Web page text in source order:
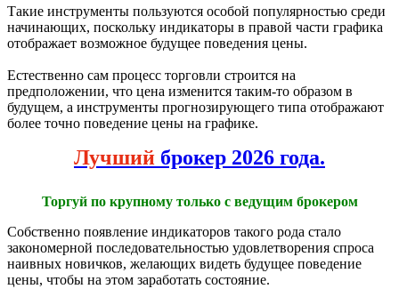
Такие инструменты пользуются особой популярностью среди
начинающих, поскольку индикаторы в правой части графика
отображает возможное будущее поведения цены.
Естественно сам процесс торговли строится на
предположении, что цена изменится таким-то образом в
будущем, а инструменты прогнозирующего типа отображают
более точно поведение цены на графике.
Лучший брокер 2026 года.
Торгуй по крупному только с ведущим брокером
Собственно появление индикаторов такого рода стало
закономерной последовательностью удовлетворения спроса
наивных новичков, желающих видеть будущее поведение
цены, чтобы на этом заработать состояние.